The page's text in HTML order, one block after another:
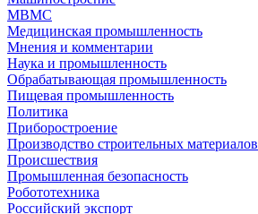
МВМС
Медицинская промышленность
Мнения и комментарии
Наука и промышленность
Обрабатывающая промышленность
Пищевая промышленность
Политика
Приборостроение
Производство строительных материалов
Происшествия
Промышленная безопасность
Робототехника
Российский экспорт